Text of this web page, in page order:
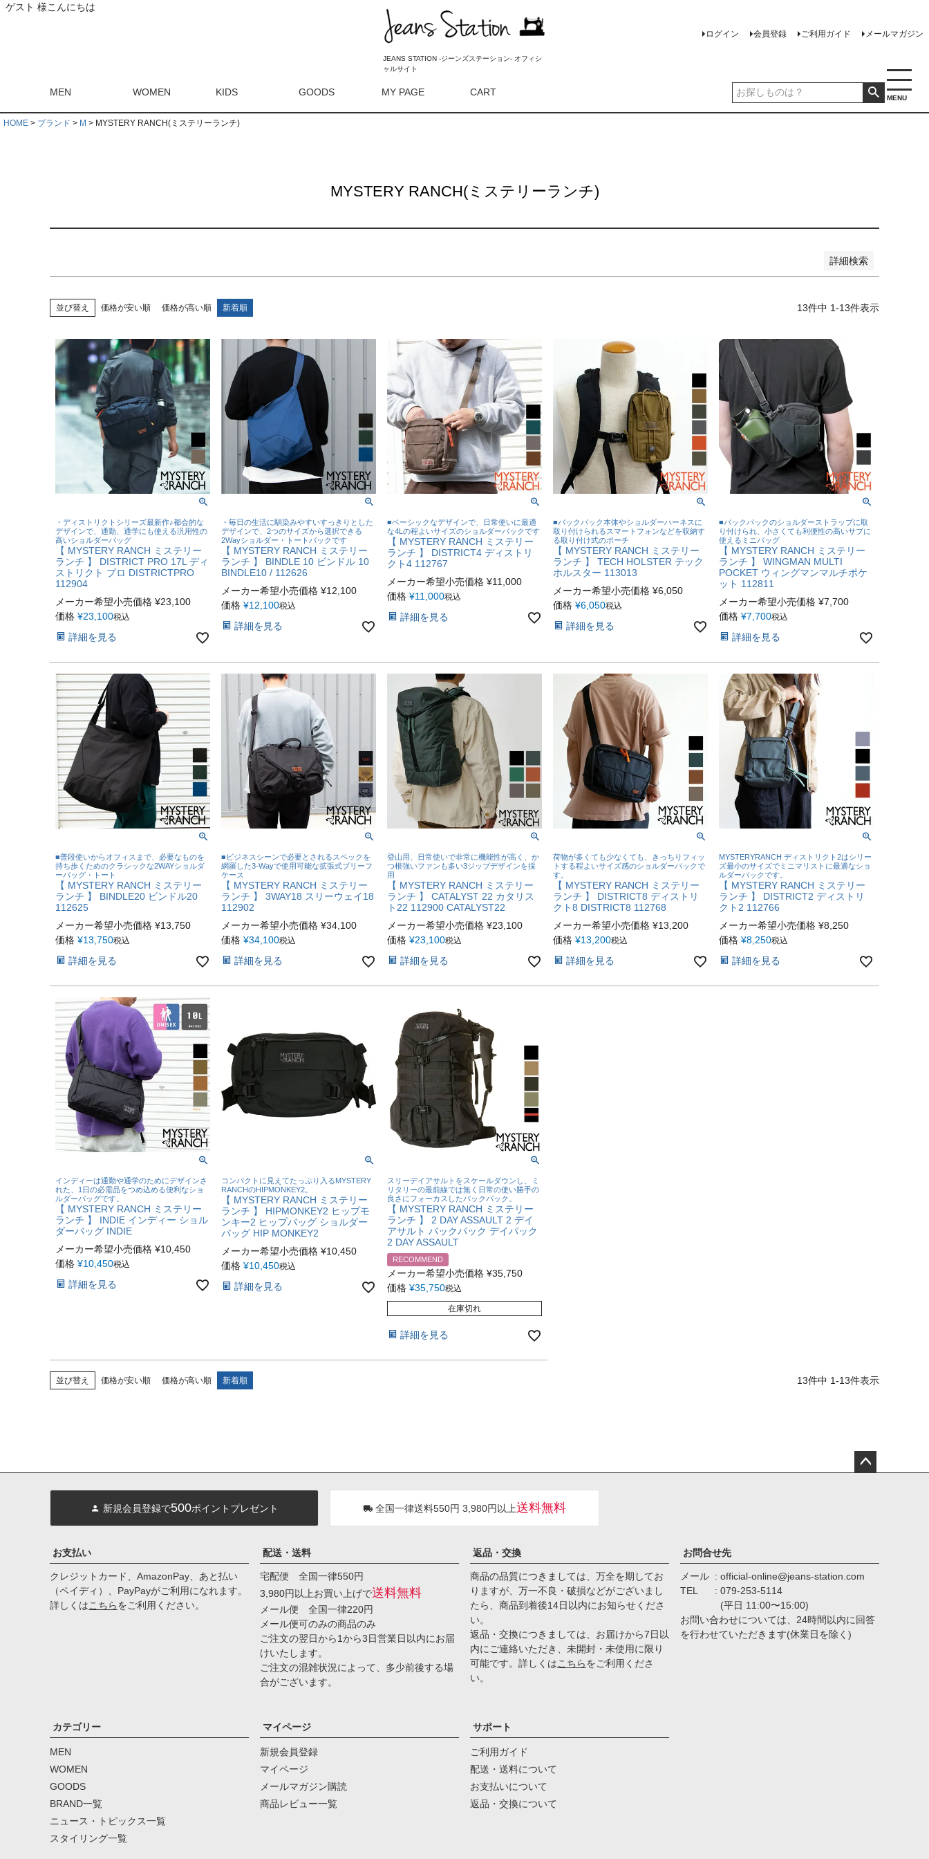
ゲスト 様こんにちは
MENU
JEANS STATION -ジーンズステーション- オフィシ
ャルサイト
ログイン 会員登録 ご利用ガイド メールマガジン
MEN WOMEN KIDS GOODS MY PAGE CART
HOME ブランド M MYSTERY RANCH(ミステリーランチ)
MYSTERY RANCH(ミステリーランチ)
詳細検索
オレンジ
シルバー
Mサイズ Lサイズ フリーサイズ
シーズン
登録順
キーワードヒット順
検索
並び替え 価格が安い順 価格が高い順 新着順 13件中 1-13件表示
・ディストリクトシリーズ最新作♪都会的な
デザインで、通勤、通学にも使える汎用性の
高いショルダーバッグ
【 MYSTERY RANCH ミステリー
ランチ 】 DISTRICT PRO 17L ディ
ストリクト プロ DISTRICTPRO
112904
メーカー希望小売価格 ¥23,100
価格 ¥23,100税込
詳細を見る
・毎日の生活に馴染みやすいすっきりとした
デザインで、2つのサイズから選択できる
2Wayショルダー・トートバックです
【 MYSTERY RANCH ミステリー
ランチ 】 BINDLE 10 ビンドル 10
BINDLE10 / 112626
メーカー希望小売価格 ¥12,100
価格 ¥12,100税込
詳細を見る
■ベーシックなデザインで、日常使いに最適
な4Lの程よいサイズのショルダーバックです
【 MYSTERY RANCH ミステリー
ランチ 】 DISTRICT4 ディストリ
クト4 112767
メーカー希望小売価格 ¥11,000
価格 ¥11,000税込
詳細を見る
■バックパック本体やショルダーハーネスに
取り付けられるスマートフォンなどを収納す
る取り付け式のポーチ
【 MYSTERY RANCH ミステリー
ランチ 】 TECH HOLSTER テック
ホルスター 113013
メーカー希望小売価格 ¥6,050
価格 ¥6,050税込
詳細を見る
■バックパックのショルダーストラップに取
り付けられ、小さくても利便性の高いサブに
使えるミニバッグ
【 MYSTERY RANCH ミステリー
ランチ 】 WINGMAN MULTI
POCKET ウィングマンマルチポケ
ット 112811
メーカー希望小売価格 ¥7,700
価格 ¥7,700税込
詳細を見る
■普段使いからオフィスまで、必要なものを
持ち歩くためのクラシックな2WAYショルダ
ーバッグ・トート
【 MYSTERY RANCH ミステリー
ランチ 】 BINDLE20 ビンドル20
112625
メーカー希望小売価格 ¥13,750
価格 ¥13,750税込
詳細を見る
■ビジネスシーンで必要とされるスペックを
網羅した3-Wayで使用可能な拡張式ブリーフ
ケース
【 MYSTERY RANCH ミステリー
ランチ 】 3WAY18 スリーウェイ18
112902
メーカー希望小売価格 ¥34,100
価格 ¥34,100税込
詳細を見る
登山用、日常使いで非常に機能性が高く、か
つ根強いファンも多い3ジップデザインを採
用
【 MYSTERY RANCH ミステリー
ランチ 】 CATALYST 22 カタリス
ト22 112900 CATALYST22
メーカー希望小売価格 ¥23,100
価格 ¥23,100税込
詳細を見る
荷物が多くても少なくても、きっちりフィッ
トする程よいサイズ感のショルダーバックで
す。
【 MYSTERY RANCH ミステリー
ランチ 】 DISTRICT8 ディストリ
クト8 DISTRICT8 112768
メーカー希望小売価格 ¥13,200
価格 ¥13,200税込
詳細を見る
MYSTERYRANCH ディストリクト2はシリー
ズ最小のサイズでミニマリストに最適なショ
ルダーバックです。
【 MYSTERY RANCH ミステリー
ランチ 】 DISTRICT2 ディストリ
クト2 112766
メーカー希望小売価格 ¥8,250
価格 ¥8,250税込
詳細を見る
インディーは通勤や通学のためにデザインさ
れた、1日の必需品をつめ込める便利なショ
ルダーバッグです。
【 MYSTERY RANCH ミステリー
ランチ 】 INDIE インディー ショル
ダーバッグ INDIE
メーカー希望小売価格 ¥10,450
価格 ¥10,450税込
詳細を見る
コンパクトに見えてたっぷり入るMYSTERY
RANCHのHIPMONKEY2。
【 MYSTERY RANCH ミステリー
ランチ 】 HIPMONKEY2 ヒップモ
ンキー2 ヒップバッグ ショルダー
バッグ HIP MONKEY2
メーカー希望小売価格 ¥10,450
価格 ¥10,450税込
詳細を見る
スリーデイアサルトをスケールダウンし、ミ
リタリーの最前線では無く日常の使い勝手の
良さにフォーカスしたバックパック。
【 MYSTERY RANCH ミステリー
ランチ 】 2 DAY ASSAULT 2 デイ
アサルト バックパック デイパック
2 DAY ASSAULT
RECOMMEND
メーカー希望小売価格 ¥35,750
価格 ¥35,750税込
在庫切れ
詳細を見る
並び替え 価格が安い順 価格が高い順 新着順 13件中 1-13件表示
新規会員登録で500ポイントプレゼント 全国一律送料550円 3,980円以上送料無料
お支払い
クレジットカード、AmazonPay、あと払い
（ペイディ）、PayPayがご利用になれます。
詳しくはこちらをご利用ください。
配送・送料
宅配便 全国一律550円
3,980円以上お買い上げで送料無料
メール便 全国一律220円
メール便可のみの商品のみ
ご注文の翌日から1から3日営業日以内にお届
けいたします。
ご注文の混雑状況によって、多少前後する場
合がございます。
返品・交換
商品の品質につきましては、万全を期してお
りますが、万一不良・破損などがございまし
たら、商品到着後14日以内にお知らせくださ
い。
返品・交換につきましては、お届けから7日以
内にご連絡いただき、未開封・未使用に限り
可能です。詳しくはこちらをご利用くださ
い。
お問合せ先
メール
official-online@jeans-station.com
TEL
079-253-5114
(平日 11:00〜15:00)
お問い合わせについては、24時間以内に回答
を行わせていただきます(休業日を除く)
カテゴリー
MEN
WOMEN
GOODS
BRAND一覧
ニュース・トピックス一覧
スタイリング一覧
マイページ
新規会員登録
マイページ
メールマガジン購読
商品レビュー一覧
サポート
ご利用ガイド
配送・送料について
お支払いについて
返品・交換について